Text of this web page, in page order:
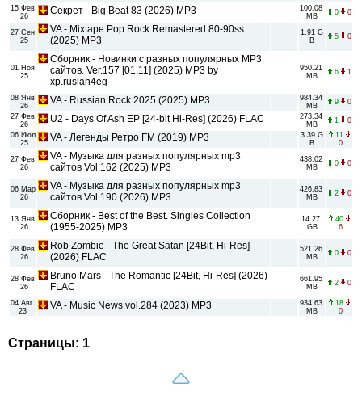
15 Фев
26
Секрет - Big Beat 83 (2026) MP3
100.08
MB
0 0
27 Сен
25
VA - Mixtape Pop Rock Remastered 80-90ss
(2025) MP3
1.91 G
B
5 0
01 Ноя
25
Сборник - Новинки с разных популярных MP3
сайтов. Ver.157 [01.11] (2025) MP3 by
xp.ruslan4eg
950.21
MB
6 1
08 Янв
26
VA - Russian Rock 2025 (2025) MP3
984.34
MB
9
0
27 Фев
26
U2 - Days Of Ash EP [24-bit Hi-Res] (2026) FLAC
273.34
MB
1
0
06 Июл
25
VA - Легенды Ретро FM (2019) MP3
3.39 G
B
11
0
27 Фев
26
VA - Музыка для разных популярных mp3
сайтов Vol.162 (2025) MP3
438.02
MB
0 0
06 Мар
26
VA - Музыка для разных популярных mp3
сайтов Vol.190 (2026) MP3
426.83
MB
2 0
13 Янв
26
Сборник - Best of the Best. Singles Collection
(1955-2025) MP3
14.27
GB
40
6
28 Фев
26
Rob Zombie - The Great Satan [24Bit, Hi-Res]
(2026) FLAC
521.26
MB
0 0
28 Фев
26
Bruno Mars - The Romantic [24Bit, Hi-Res] (2026)
FLAC
661.95
MB
2 0
04 Авг
23
VA - Music News vol.284 (2023) MP3
934.63
MB
18
0
Страницы: 1